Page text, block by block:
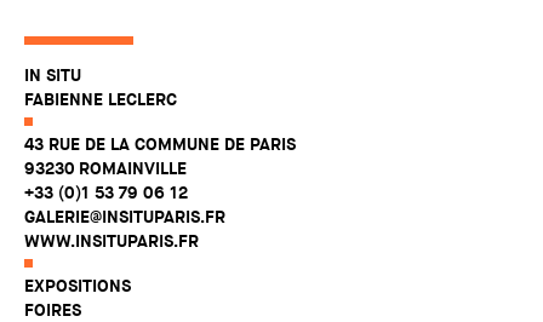
IN SITU
FABIENNE LECLERC
43 RUE DE LA COMMUNE DE PARIS
93230 ROMAINVILLE
+33 (0)1 53 79 06 12
GALERIE@INSITUPARIS.FR
WWW.INSITUPARIS.FR
EXPOSITIONS
FOIRES